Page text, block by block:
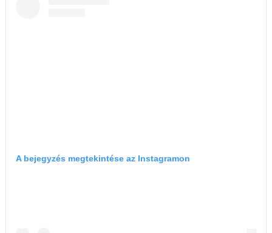
A bejegyzés megtekintése az Instagramon